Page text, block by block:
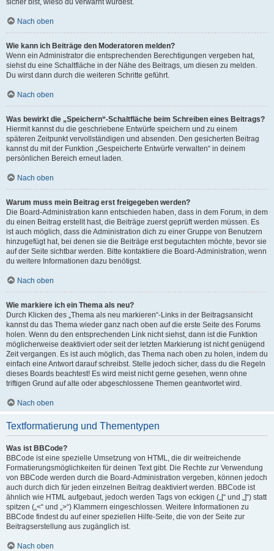
sicher bist, wieso du verwarnt wurdest.
Nach oben
Wie kann ich Beiträge den Moderatoren melden?
Wenn ein Administrator die entsprechenden Berechtigungen vergeben hat,
siehst du eine Schaltfläche in der Nähe des Beitrags, um diesen zu melden.
Du wirst dann durch die weiteren Schritte geführt.
Nach oben
Was bewirkt die „Speichern“-Schaltfläche beim Schreiben eines Beitrags?
Hiermit kannst du die geschriebene Entwürfe speichern und zu einem
späteren Zeitpunkt vervollständigen und absenden. Den gesicherten Beitrag
kannst du mit der Funktion „Gespeicherte Entwürfe verwalten“ in deinem
persönlichen Bereich erneut laden.
Nach oben
Warum muss mein Beitrag erst freigegeben werden?
Die Board-Administration kann entschieden haben, dass in dem Forum, in dem
du einen Beitrag erstellt hast, die Beiträge zuerst geprüft werden müssen. Es
ist auch möglich, dass die Administration dich zu einer Gruppe von Benutzern
hinzugefügt hat, bei denen sie die Beiträge erst begutachten möchte, bevor sie
auf der Seite sichtbar werden. Bitte kontaktiere die Board-Administration, wenn
du weitere Informationen dazu benötigst.
Nach oben
Wie markiere ich ein Thema als neu?
Durch Klicken des „Thema als neu markieren“-Links in der Beitragsansicht
kannst du das Thema wieder ganz nach oben auf die erste Seite des Forums
holen. Wenn du den entsprechenden Link nicht siehst, dann ist die Funktion
möglicherweise deaktiviert oder seit der letzten Markierung ist nicht genügend
Zeit vergangen. Es ist auch möglich, das Thema nach oben zu holen, indem du
einfach eine Antwort darauf schreibst. Stelle jedoch sicher, dass du die Regeln
dieses Boards beachtest! Es wird meist nicht gerne gesehen, wenn ohne
triftigen Grund auf alte oder abgeschlossene Themen geantwortet wird.
Nach oben
Textformatierung und Thementypen
Was ist BBCode?
BBCode ist eine spezielle Umsetzung von HTML, die dir weitreichende
Formatierungsmöglichkeiten für deinen Text gibt. Die Rechte zur Verwendung
von BBCode werden durch die Board-Administration vergeben, können jedoch
auch durch dich für jeden einzelnen Beitrag deaktiviert werden. BBCode ist
ähnlich wie HTML aufgebaut, jedoch werden Tags von eckigen („[“ und „]“) statt
spitzen („<“ und „>“) Klammern eingeschlossen. Weitere Informationen zu
BBCode findest du auf einer speziellen Hilfe-Seite, die von der Seite zur
Beitragserstellung aus zugänglich ist.
Nach oben